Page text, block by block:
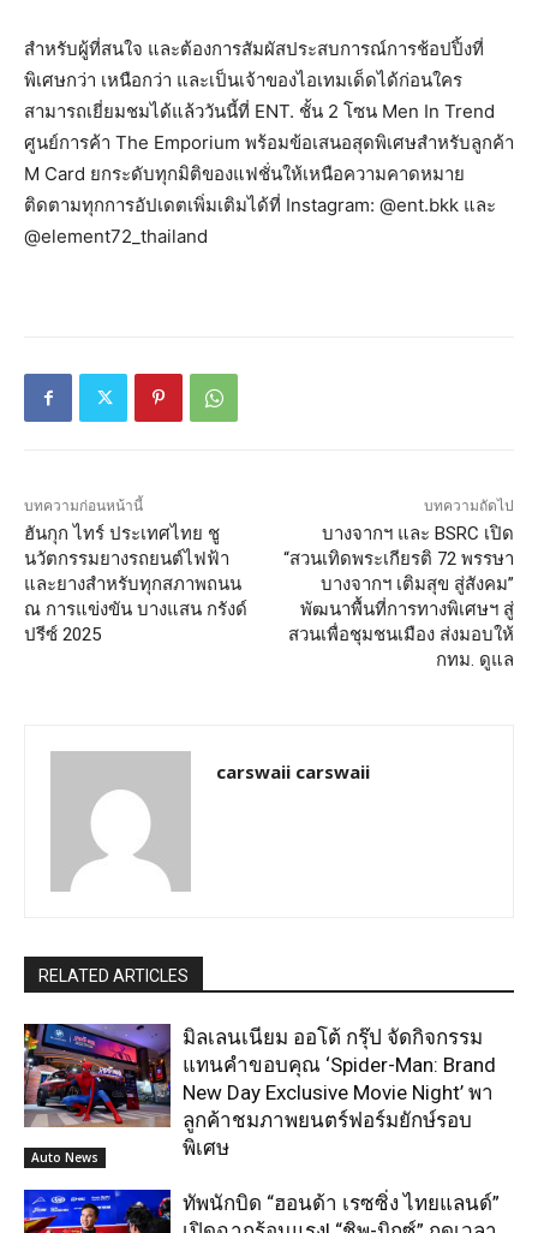
สำหรับผู้ที่สนใจ และต้องการสัมผัสประสบการณ์การช้อปปิ้งที่
พิเศษกว่า เหนือกว่า และเป็นเจ้าของไอเทมเด็ดได้ก่อนใคร
สามารถเยี่ยมชมได้แล้ววันนี้ที่ ENT. ชั้น 2 โซน Men In Trend
ศูนย์การค้า The Emporium พร้อมข้อเสนอสุดพิเศษสำหรับลูกค้า
M Card ยกระดับทุกมิติของแฟชั่นให้เหนือความคาดหมาย
ติดตามทุกการอัปเดตเพิ่มเติมได้ที่ Instagram: @ent.bkk และ
@element72_thailand
บทความก่อนหน้านี้
ฮันกุก ไทร์ ประเทศไทย ชู
นวัตกรรมยางรถยนต์ไฟฟ้า
และยางสำหรับทุกสภาพถนน
ณ การแข่งขัน บางแสน กรังด์
ปรีซ์ 2025
บทความถัดไป
บางจากฯ และ BSRC เปิด
“สวนเทิดพระเกียรติ 72 พรรษา
บางจากฯ เติมสุข สู่สังคม”
พัฒนาพื้นที่การทางพิเศษฯ สู่
สวนเพื่อชุมชนเมือง ส่งมอบให้
กทม. ดูแล
carswaii carswaii
RELATED ARTICLES
Auto News
มิลเลนเนียม ออโต้ กรุ๊ป จัดกิจกรรม
แทนคำขอบคุณ ‘Spider-Man: Brand
New Day Exclusive Movie Night’ พา
ลูกค้าชมภาพยนตร์ฟอร์มยักษ์รอบ
พิเศษ
ทัพนักบิด “ฮอนด้า เรซซิ่ง ไทยแลนด์”